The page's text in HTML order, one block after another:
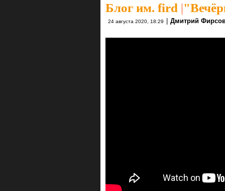
Блог им. fird |
24 августа 2020, 18:29 Дмитрий